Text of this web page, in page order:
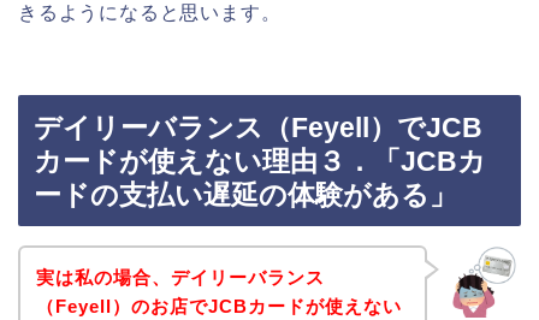
きるようになると思います。
デイリーバランス（Feyell）でJCB
カードが使えない理由３．「JCBカ
ードの支払い遅延の体験がある」
実は私の場合、デイリーバランス
（Feyell）のお店でJCBカードが使えない